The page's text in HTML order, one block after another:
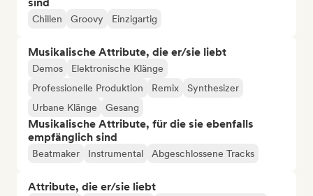
Chillen Groovy Einzigartig
Musikalische Attribute, die er/sie liebt
Demos
Elektronische Klänge
Professionelle Produktion
Remix
Synthesizer
Urbane Klänge
Gesang
Musikalische Attribute, für die sie ebenfalls
empfänglich sind
Beatmaker Instrumental Abgeschlossene Tracks
Attribute, die er/sie liebt